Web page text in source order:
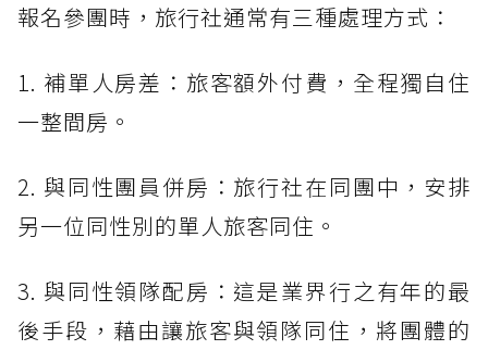
報名參團時，旅行社通常有三種處理方式：
1. 補單人房差：旅客額外付費，全程獨自住
一整間房。
2. 與同性團員併房：旅行社在同團中，安排
另一位同性別的單人旅客同住。
3. 與同性領隊配房：這是業界行之有年的最
後手段，藉由讓旅客與領隊同住，將團體的